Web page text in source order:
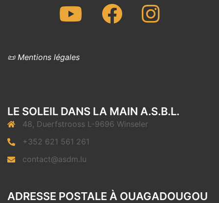
Youtube Facebook
📜 Mentions légales
LE SOLEIL DANS LA MAIN A.S.B.L.
48, Duerfstrooss L-9696 Winseler
+352 621 561 261
contact@asdm.lu
ADRESSE POSTALE À OUAGADOUGOU